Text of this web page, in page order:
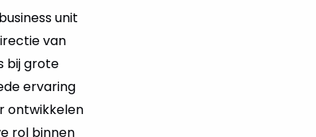
unit
van
bij grote
ervaring
ontwikkelen
rol binnen